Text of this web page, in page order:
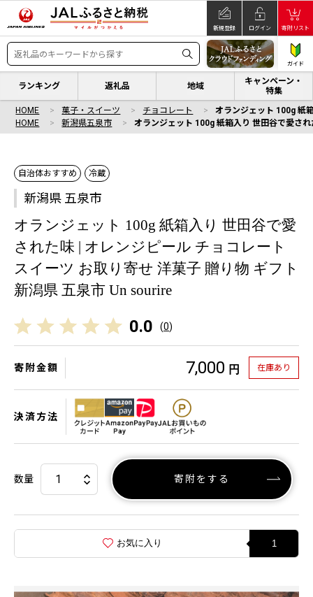
新規登録 ログイン 寄附リスト
ガイド
ランキング 返礼品 地域
キャンペーン・
特集
HOME 菓子・スイーツ チョコレート
オランジェット 100g 紙
HOME
新潟県五泉市 オランジェット 100g 紙箱入り 世田谷で愛さ
自治体おすすめ 冷蔵
新潟県 五泉市
オランジェット 100g 紙箱入り 世田谷で愛
された味 | オレンジピール チョコレート
スイーツ お取り寄せ 洋菓子 贈り物 ギフト
新潟県 五泉市 Un sourire
0.0 (0)
寄附金額 7,000 円 在庫あり
決済方法
数量 寄附をする
お気に入り 1